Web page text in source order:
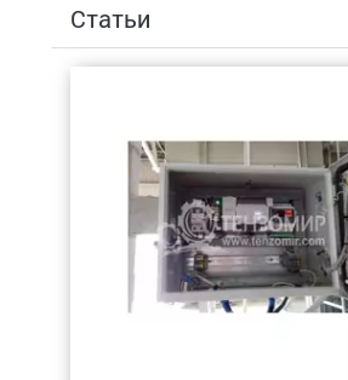
Статьи